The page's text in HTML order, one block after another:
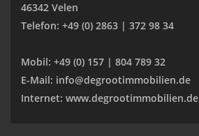
46342 Velen
Telefon: +49 (0) 2863 | 372 98 34
Mobil: +49 (0) 157 | 804 789 32
E-Mail: info@degrootimmobilien.de
Internet: www.degrootimmobilien.de